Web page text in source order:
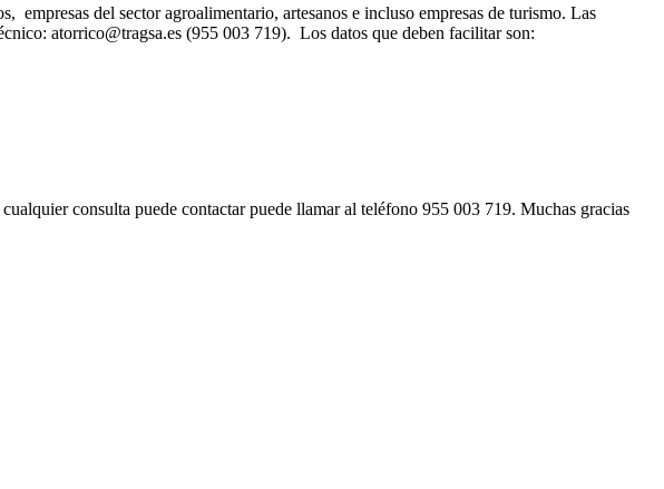
empresas del sector agroalimentario, artesanos e incluso empresas de turismo. Las
atorrico@tragsa.es (955 003 719). Los datos que deben facilitar son:
consulta puede contactar puede llamar al teléfono 955 003 719. Muchas gracias